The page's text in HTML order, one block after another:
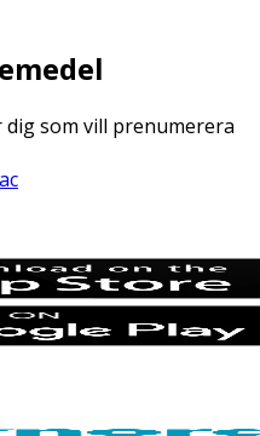
som vill prenumerera